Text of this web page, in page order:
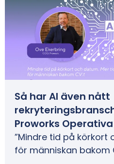
Så har AI även nått
Proworks
”Mindre tid på körkort
för människan bakom